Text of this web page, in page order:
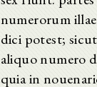
numerorum
dici potest;
aliquo numero
quia in